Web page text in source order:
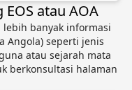
atau AOA
banyak informasi
Angola) seperti jenis
atau sejarah mata
berkonsultasi halaman